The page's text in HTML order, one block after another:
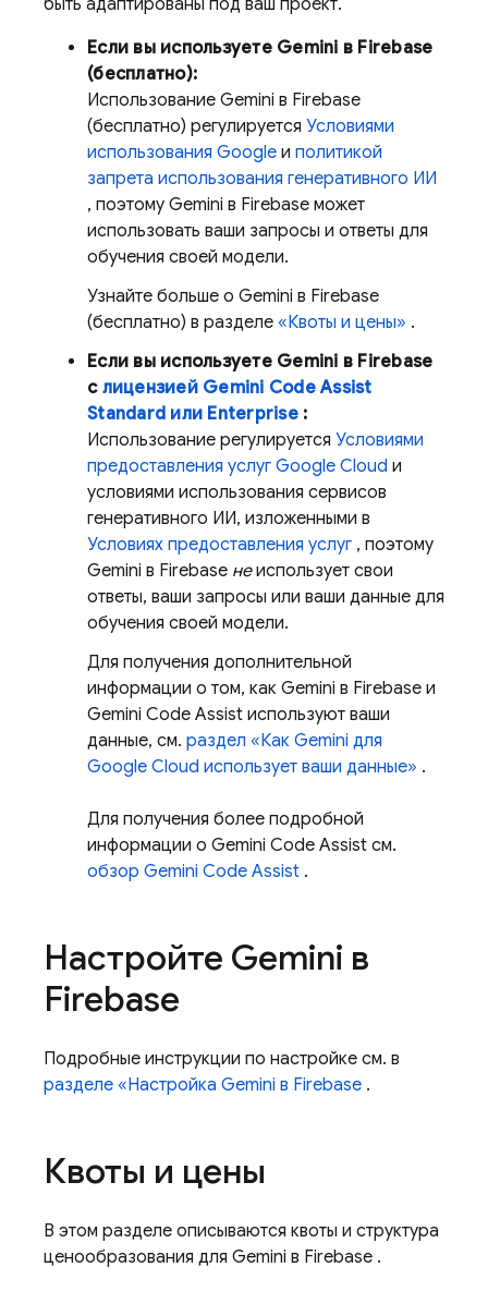
быть адаптированы под ваш проект.
Если вы используете Gemini в Firebase
(бесплатно):
Использование Gemini в Firebase
(бесплатно) регулируется Условиями
использования Google и политикой
запрета использования генеративного ИИ
, поэтому Gemini в Firebase может
использовать ваши запросы и ответы для
обучения своей модели.
Узнайте больше о Gemini в Firebase
(бесплатно) в разделе «Квоты и цены» .
Если вы используете Gemini в Firebase
с лицензией Gemini Code Assist
Standard или Enterprise:
Использование регулируется Условиями
предоставления услуг Google Cloud и
условиями использования сервисов
генеративного ИИ, изложенными в
Условиях предоставления услуг , поэтому
Gemini в Firebase неиспользует свои
ответы, ваши запросы или ваши данные для
обучения своей модели.
Для получения дополнительной
информации о том, как Gemini в Firebase и
Gemini Code Assist используют ваши
данные, см. раздел «Как Gemini для
Google Cloud использует ваши данные» .
Для получения более подробной
информации о Gemini Code Assist см.
обзор Gemini Code Assist .
Настройте Gemini в
Firebase
Подробные инструкции по настройке см. в
разделе «Настройка Gemini в Firebase .
Квоты и цены
В этом разделе описываются квоты и структура
ценообразования для Gemini в Firebase .